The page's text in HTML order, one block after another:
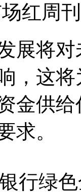
红周刊
展将
，这
金供
求。
行绿